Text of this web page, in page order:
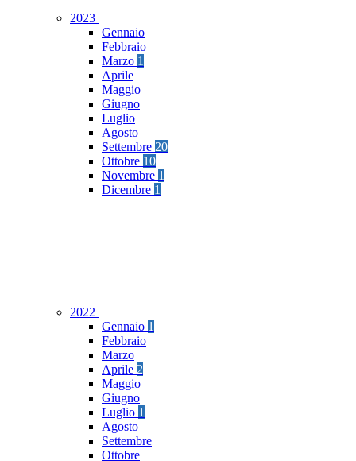
2023
Gennaio
Febbraio
Marzo 1
Aprile
Maggio
Giugno
Luglio
Agosto
Settembre 20
Ottobre 10
Novembre 1
Dicembre 1
2022
Gennaio 1
Febbraio
Marzo
Aprile 2
Maggio
Giugno
Luglio 1
Agosto
Settembre
Ottobre